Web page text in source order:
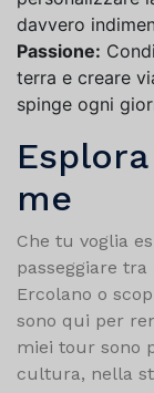
davvero
Passione:
terra e creare
spinge ogni
me
Che tu voglia
passeggiare
Ercolano o
sono qui per
miei tour sono
cultura, nella